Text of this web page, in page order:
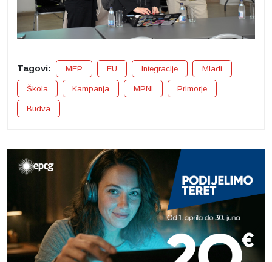
Tagovi: MEP EU Integracije Mladi
Škola Kampanja MPNI Primorje
Budva